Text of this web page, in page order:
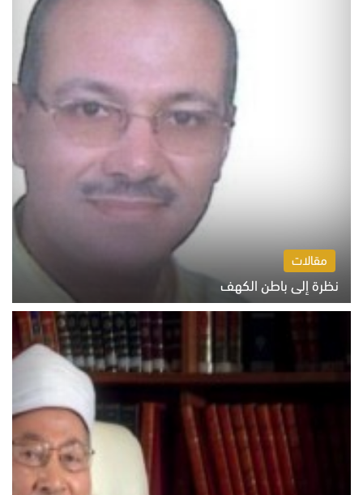
مقالات
نظرة إلى باطن الكهف
السبت 8 أغسطس 2026 11:04 ص